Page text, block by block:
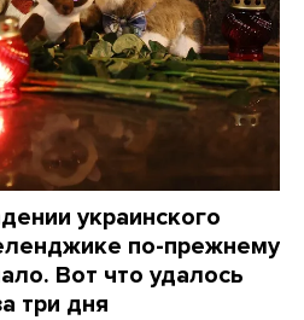
украинского
по-прежнему
Вот что удалось
три дня